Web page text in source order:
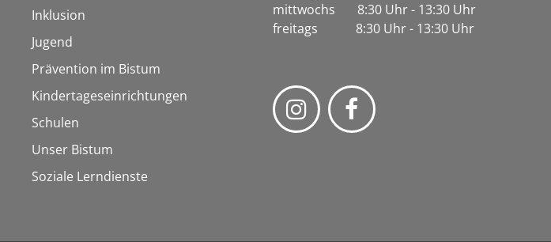
Inklusion
Jugend
Prävention im Bistum
Kindertageseinrichtungen
Schulen
Unser Bistum
Soziale Lerndienste
mittwochs 8:30 Uhr - 13:30 Uhr
freitags 8:30 Uhr - 13:30 Uhr